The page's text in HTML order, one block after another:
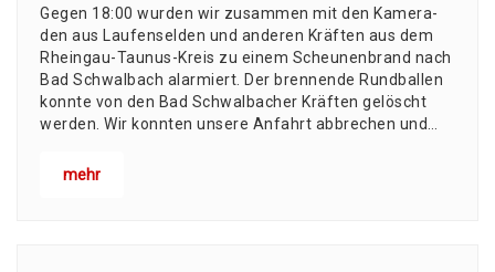
Gegen 18:00 wur­den wir zusam­men mit den Kame­ra­
den aus Lau­fen­sel­den und ande­ren Kräf­ten aus dem
Rhein­gau-Tau­nus-Kreis zu einem Scheu­nen­brand nach
Bad Schwal­bach alar­miert. Der bren­nen­de Rund­bal­len
konn­te von den Bad Schwal­ba­cher Kräf­ten gelöscht
wer­den. Wir konn­ten unse­re Anfahrt abbre­chen und…
mehr